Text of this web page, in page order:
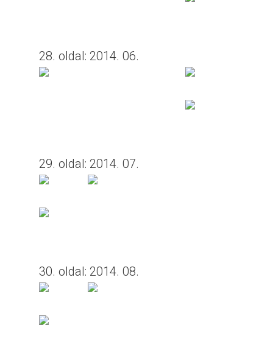
28. oldal: 2014. 06.
29. oldal: 2014. 07.
30. oldal: 2014. 08.